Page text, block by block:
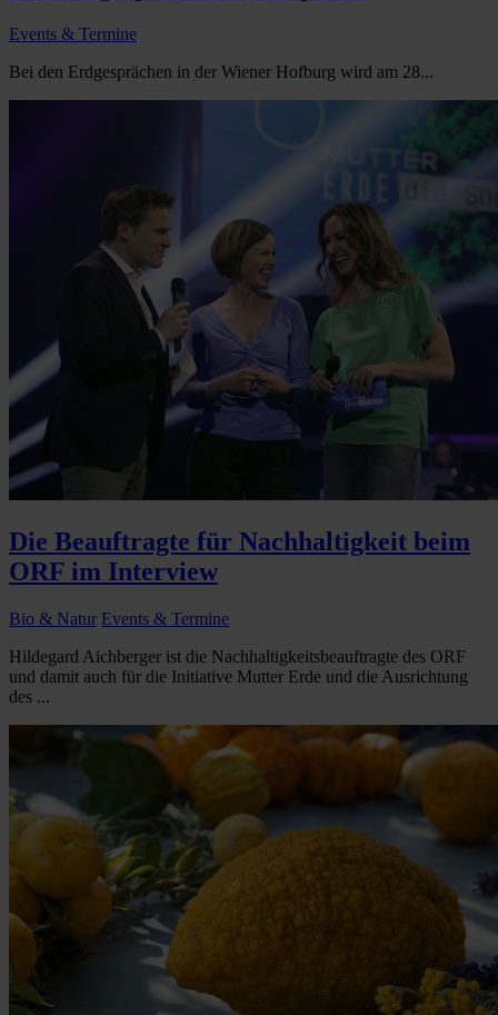
Events & Termine
Bei den Erdgesprächen in der Wiener Hofburg wird am 28...
Die Beauftragte für Nachhaltigkeit beim
ORF im Interview
Bio & Natur Events & Termine
Hildegard Aichberger ist die Nachhaltigkeitsbeauftragte des ORF
und damit auch für die Initiative Mutter Erde und die Ausrichtung
des ...